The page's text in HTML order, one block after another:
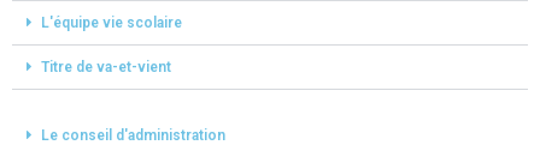
L'équipe vie scolaire
Titre de va-et-vient
Le conseil d'administration